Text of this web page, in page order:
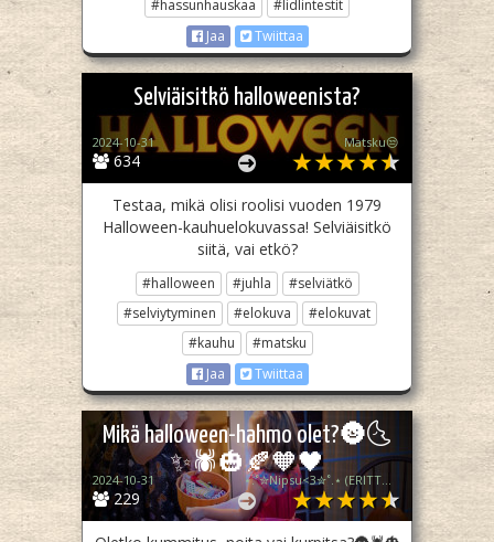
#hassunhauskaa
#lidlintestit
Jaa
Twiittaa
Selviäisitkö halloweenista?
634
2024-10-31 Matsku😒
Testaa, mikä olisi roolisi vuoden 1979
Halloween-kauhuelokuvassa! Selviäisitkö
siitä, vai etkö?
#halloween #juhla
#selviätkö
#selviytyminen
#elokuva
#elokuvat
#kauhu
#matsku
Jaa
Twiittaa
Mikä halloween-hahmo olet?🌚🌜
✨🕷🎃🍂🧡🖤
229
2024-10-31 ⋆.˚✮Nipsu<3✮˚.⋆ (ERITTÄIN epä akt)